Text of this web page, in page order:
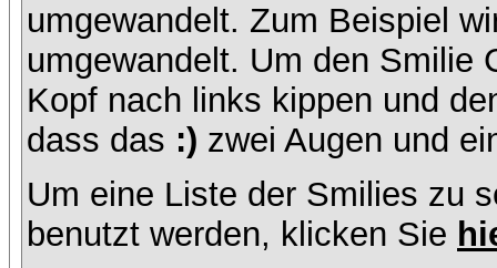
umgewandelt. Zum Beispiel
umgewandelt. Um den Smilie
Kopf nach links kippen und
dass das :) zwei Augen und
Um eine Liste der Smilies zu
benutzt werden, klicken Sie